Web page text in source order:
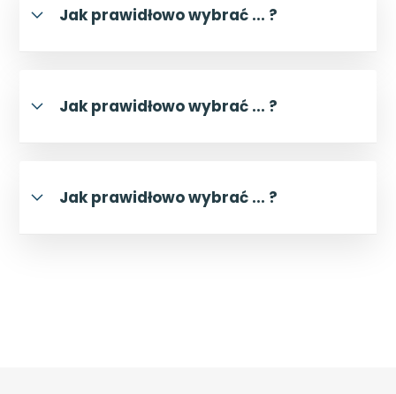
Jak prawidłowo wybrać ... ?
Jak prawidłowo wybrać ... ?
Jak prawidłowo wybrać ... ?